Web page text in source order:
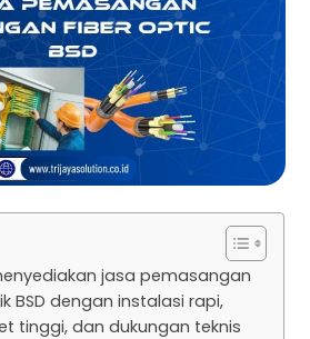
jasa pemasangan
BSD dengan instalasi rapi,
tinggi, dan dukungan teknis